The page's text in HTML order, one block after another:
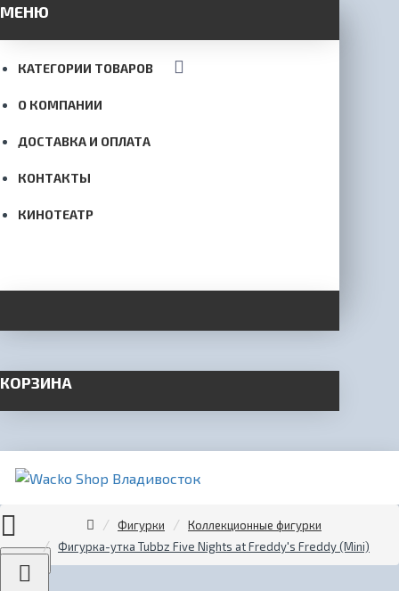
МЕНЮ
КАТЕГОРИИ ТОВАРОВ
О КОМПАНИИ
ДОСТАВКА И ОПЛАТА
КОНТАКТЫ
КИНОТЕАТР
КОРЗИНА
Menu
Фигурки
Коллекционные фигурки
Фигурка-утка Tubbz Five Nights at Freddy's Freddy (Mini)